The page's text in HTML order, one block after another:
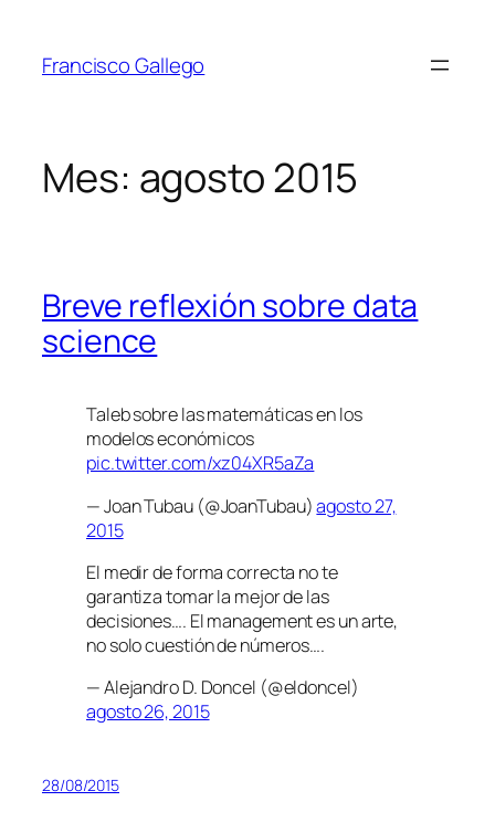
contenido
Francisco Gallego
Mes: agosto 2015
Breve reflexión sobre data
science
Taleb sobre las matemáticas en los
modelos económicos
pic.twitter.com/xz04XR5aZa
— Joan Tubau (@JoanTubau)agosto 27,
2015
El medir de forma correcta no te
garantiza tomar la mejor de las
decisiones…. El management es un arte,
no solo cuestión de números….
— Alejandro D. Doncel (@eldoncel)
agosto 26, 2015
28/08/2015